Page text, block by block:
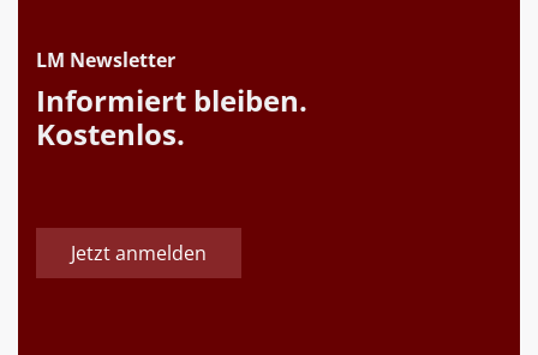
LM Newsletter
Informiert bleiben.
Kostenlos.
Jetzt anmelden